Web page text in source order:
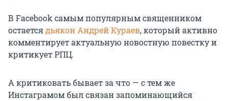
В Facebook самым популярным священником
остаетсядьякон Андрей Кураев, который активно
комментирует актуальную новостную повестку и
критикует РПЦ.
А критиковать бывает за что — с тем же
Инстаграмом был связан запоминающийся